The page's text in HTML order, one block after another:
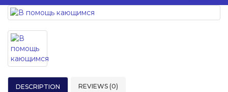
DESCRIPTION REVIEWS (0)